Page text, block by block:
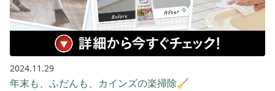
2024.11.29
年末も、ふだんも、カインズの楽掃除🧹